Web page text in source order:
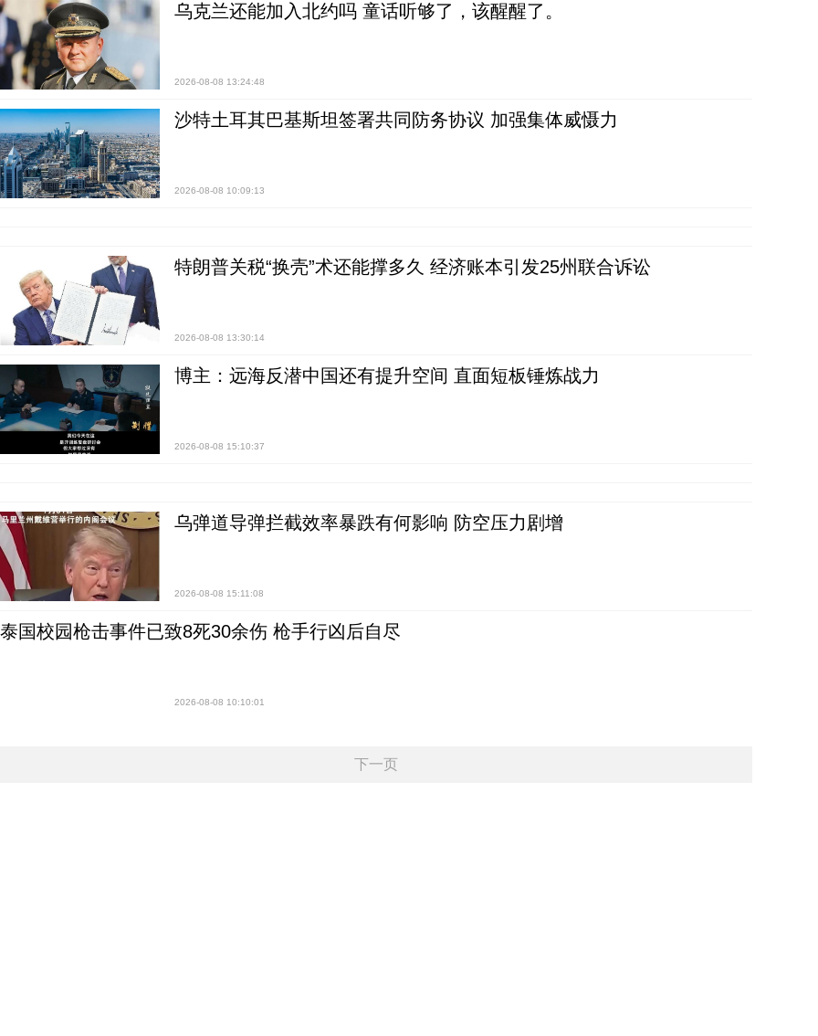
乌克兰还能加入北约吗 童话听够了，该醒醒了。
2026-08-08 13:24:48
沙特土耳其巴基斯坦签署共同防务协议 加强集体威慑力
2026-08-08 10:09:13
特朗普关税“换壳”术还能撑多久 经济账本引发25州联合诉讼
2026-08-08 13:30:14
博主：远海反潜中国还有提升空间 直面短板锤炼战力
2026-08-08 15:10:37
乌弹道导弹拦截效率暴跌有何影响 防空压力剧增
2026-08-08 15:11:08
泰国校园枪击事件已致8死30余伤 枪手行凶后自尽
2026-08-08 10:10:01
下一页